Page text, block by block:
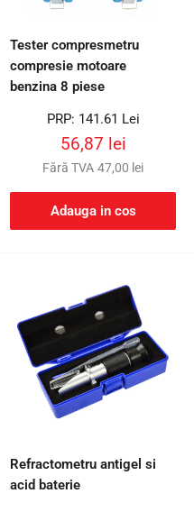
Tester compresmetru
compresie motoare
benzina 8 piese
Preț
PRP: 141.61 Lei
Preț
redus
56,87 lei
Fără TVA 47,00 lei
Adauga in cos
Refractometru antigel si
acid baterie